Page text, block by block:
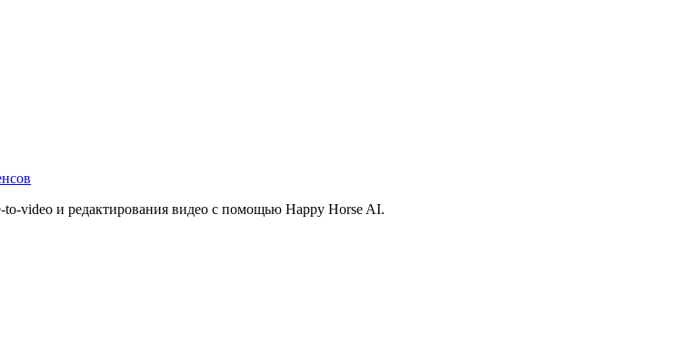
to-video и редактирования видео с помощью Happy Horse AI.